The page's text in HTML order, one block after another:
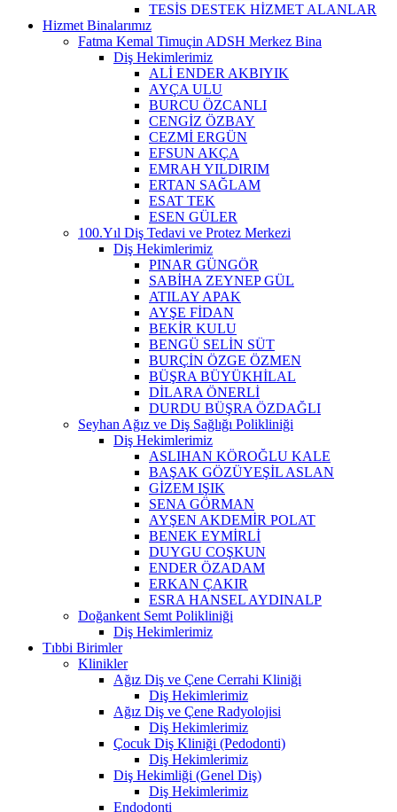
TESİS DESTEK HİZMET ALANLAR
Hizmet Binalarımız
Fatma Kemal Timuçin ADSH Merkez Bina
Diş Hekimlerimiz
ALİ ENDER AKBIYIK
AYÇA ULU
BURCU ÖZCANLI
CENGİZ ÖZBAY
CEZMİ ERGÜN
EFSUN AKÇA
EMRAH YILDIRIM
ERTAN SAĞLAM
ESAT TEK
ESEN GÜLER
100.Yıl Diş Tedavi ve Protez Merkezi
Diş Hekimlerimiz
PINAR GÜNGÖR
SABİHA ZEYNEP GÜL
ATILAY APAK
AYŞE FİDAN
BEKİR KULU
BENGÜ SELİN SÜT
BURÇİN ÖZGE ÖZMEN
BÜŞRA BÜYÜKHİLAL
DİLARA ÖNERLİ
DURDU BÜŞRA ÖZDAĞLI
Seyhan Ağız ve Diş Sağlığı Polikliniği
Diş Hekimlerimiz
ASLIHAN KÖROĞLU KALE
BAŞAK GÖZÜYEŞİL ASLAN
GİZEM IŞIK
SENA GÖRMAN
AYŞEN AKDEMİR POLAT
BENEK EYMİRLİ
DUYGU COŞKUN
ENDER ÖZADAM
ERKAN ÇAKIR
ESRA HANSEL AYDINALP
Doğankent Semt Polikliniği
Diş Hekimlerimiz
Tıbbi Birimler
Klinikler
Ağız Diş ve Çene Cerrahi Kliniği
Diş Hekimlerimiz
Ağız Diş ve Çene Radyolojisi
Diş Hekimlerimiz
Çocuk Diş Kliniği (Pedodonti)
Diş Hekimlerimiz
Diş Hekimliği (Genel Diş)
Diş Hekimlerimiz
Endodonti